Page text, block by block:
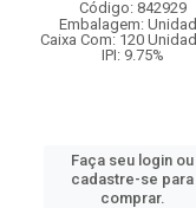
Código: 842929
Embalagem:
Caixa Com: 120
IPI: 9.75%
Faça seu login ou
cadastre-se para
comprar.